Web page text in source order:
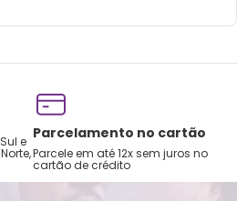
macia e sabão
colocar no freezer.
nem ao micro-
químicos e abrasivos.
e Parcelamento no cartão
Parcele em até 12x sem juros no
cartão de crédito